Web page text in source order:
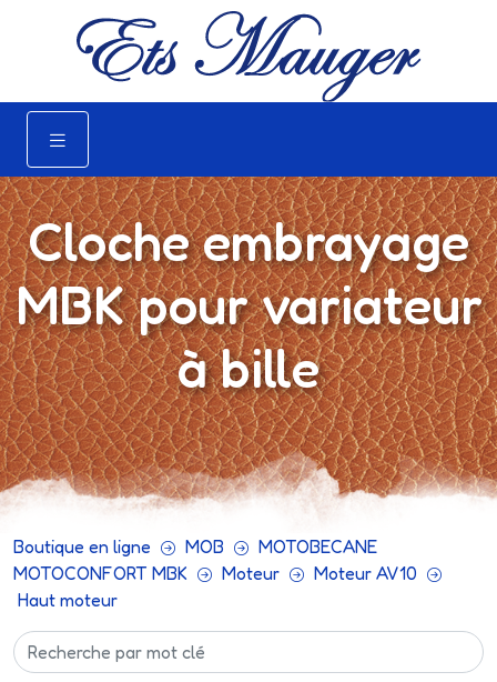
Cloche embrayage
MBK pour variateur
à bille
Boutique en ligne MOB
MOTOBECANE
MOTOCONFORT MBK
Moteur
Moteur AV10
Haut moteur